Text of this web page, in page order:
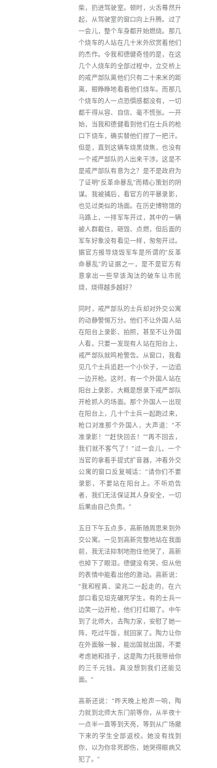
柴，扔进驾驶室。顿时，火舌蓦然升
起，从驾驶室的窗口向上升腾。过了
一会儿，整个车身都开始燃烧。那几
个烧车的人站在几十米外欣赏着他们
的杰作。令我和德健奇怪的是，在这
几个人烧车的全部过程中，立交桥上
的戒严部队离他们只有二十来米的距
离，眼睁睁地看着他们烧车。而那几
个烧车的人一点恐惧感都没有，一切
都干得从容、自信、毫不慌张。一开
始，当我和德健看到他们在士兵的枪
口下烧车，确实替他们捏了一把汗。
但是，直到这辆车烧黑烧焦，也没有
一个戒严部队的人出来干涉。这是不
是戒严部队有意为之？是不是政府为
了证明“反革命暴乱”而精心策划的阴
谋。我被捕后，看官方的平暴录影，
也见过类似的场面。在历史博物馆的
马路上，一排军车开过，其中的一辆
被人群截住，砸毁、点燃，但后面的
军车好象没有看见一样，匆匆开过。
据官方报导烧毁军车是所谓的“反革
命暴乱”的证据之一，是不是官方有
意拿出一些早该淘汰的破车让市民
烧，烧得越多越好？
同时，戒严部队的士兵却对外交公寓
的动静警惕万分。他们不让外国人站
在阳台上录影、拍照，甚至不让外国
人看。只要一发现有人站在阳台上，
戒严部队就鸣枪警告。从窗口，我看
见几个士兵追赶一个小伙子，一边追
一边开枪。这时，有一个外国人站在
阳台上录影，大概是想录下戒严部队
开枪抓人的场面。那个外国人一出现
在阳台上，几十个士兵一起跑过来，
枪口对准那个外国人，大声道：“不
准录影！”“赶快回去！”“再不回去，
我们就不客气了！”过一会儿，一个
当官的拿着手提式扩音器，冲着外交
公寓的窗口反复喊话：“请你们不要
录影，不要站在阳台上。不听劝告
者，我们无法保证其人身安全，一切
后果由自己负责。”
五日下午五点多，高新随周思来到外
交公寓。一见到高新完整地站在我面
前，我无法抑制地抱住他哭了，高新
也掉下了眼泪。德健没有哭，但从他
的表情中能看出他的激动。高新说：
“我和程真、梁兆二一起走的，在六
部口看见坦克碾死学生。有的士兵一
边笑一边开枪，他们打红眼了。中午
到了北师大，去陶力家，安慰了她一
阵，吃过午饭，就回家了。陶力让你
在外面躲一躲，能出国就出国，不要
考虑她和孩子，这是陶力托我带给你
的三千元钱。真没想到我们还能见
面。”
高新还说：“昨天晚上枪声一响，陶
力就到北师大东门前等你，从半夜十
一点半一直等到天亮，等到从广场撤
下来的学生全部返校。她没有找到
你，以为你非死即伤，她哭得眼病又
犯了。”